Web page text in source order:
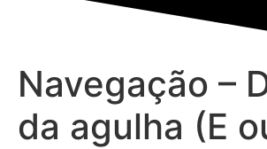
Navegação –
da agulha (E